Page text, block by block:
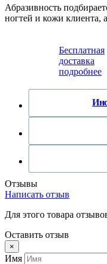
Абразивность
ногтей и кожи клиента,
Бесплатная
доставка
подробнее
Отзывы
Написать отзыв
Для этого товара
Оставить отзыв
×
Имя